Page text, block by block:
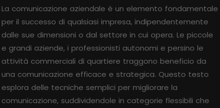
La comunicazione aziendale è un elemento fondamentale
per il successo di qualsiasi impresa, indipendentemente
dalle sue dimensioni o dal settore in cui opera. Le piccole
e grandi aziende, i professionisti autonomi e persino le
attività commerciali di quartiere traggono beneficio da
una comunicazione efficace e strategica. Questo testo
esplora delle tecniche semplici per migliorare la
comunicazione, suddividendole in categorie flessibili che